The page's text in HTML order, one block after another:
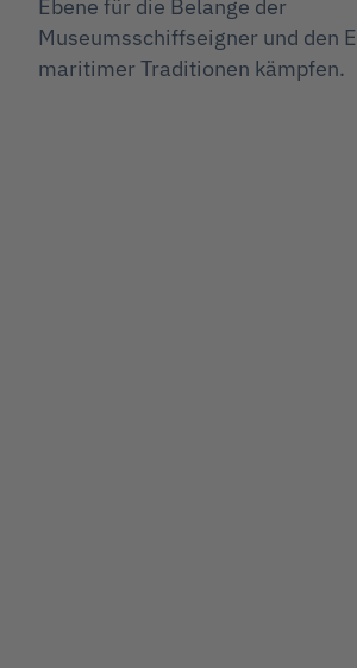
Ebene für die Belange der
Museumsschiffseigner und den
maritimer Traditionen kämpfen.